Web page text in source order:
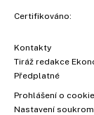
Certifikováno:
Kontakty
Tiráž redakce
Předplatné
Prohlášení o
Nastavení